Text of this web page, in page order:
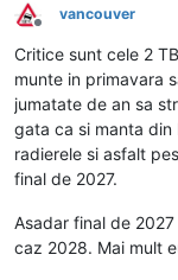
Deconectat
vancouver
Critice sunt cele 2
munte in primavara
jumatate de an sa
gata ca si manta
radierele si asfalt
final de 2027.
Asadar final de
caz 2028. Mai mult